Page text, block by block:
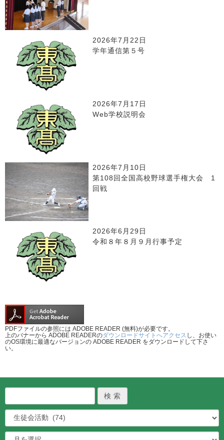
2026年7月22日
学年通信第５号
2026年7月17日
Web学校説明会
2026年7月10日
第108回全国高校野球選手権大会 1
回戦
2026年6月29日
令和８年８月９月行事予定
PDFファイルの参照には ADOBE READER (無料)が必要です。
上のバナーから ADOBE READERのダウンロードサイトへアクセス し、お使い
のOS環境に最適なバージョンの ADOBE READER をダウンロードして下さ
い。